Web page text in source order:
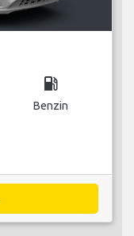
local_gas_station
Benzin